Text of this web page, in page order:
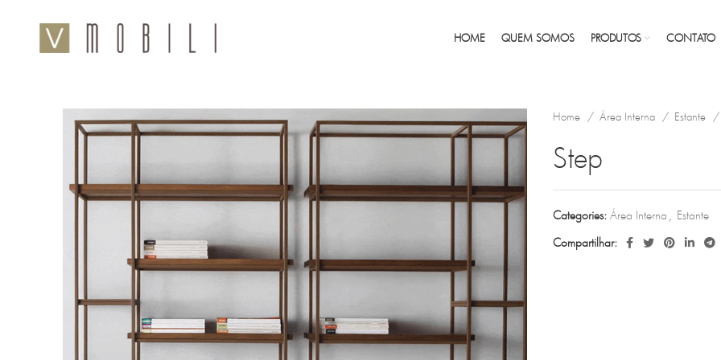
HOME QUEM SOMOS PRODUTOS CONTATO
Home Área Interna Estante
Step
Categories: Área Interna , Estante
Compartilhar: